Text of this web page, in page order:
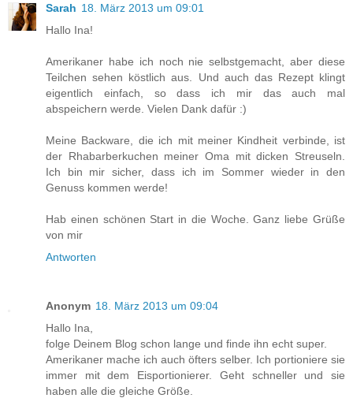
Sarah 18. März 2013 um 09:01
Hallo Ina!
Amerikaner habe ich noch nie selbstgemacht, aber diese
Teilchen sehen köstlich aus. Und auch das Rezept klingt
eigentlich einfach, so dass ich mir das auch mal
abspeichern werde. Vielen Dank dafür :)
Meine Backware, die ich mit meiner Kindheit verbinde, ist
der Rhabarberkuchen meiner Oma mit dicken Streuseln.
Ich bin mir sicher, dass ich im Sommer wieder in den
Genuss kommen werde!
Hab einen schönen Start in die Woche. Ganz liebe Grüße
von mir
Antworten
Anonym 18. März 2013 um 09:04
Hallo Ina,
folge Deinem Blog schon lange und finde ihn echt super.
Amerikaner mache ich auch öfters selber. Ich portioniere sie
immer mit dem Eisportionierer. Geht schneller und sie
haben alle die gleiche Größe.